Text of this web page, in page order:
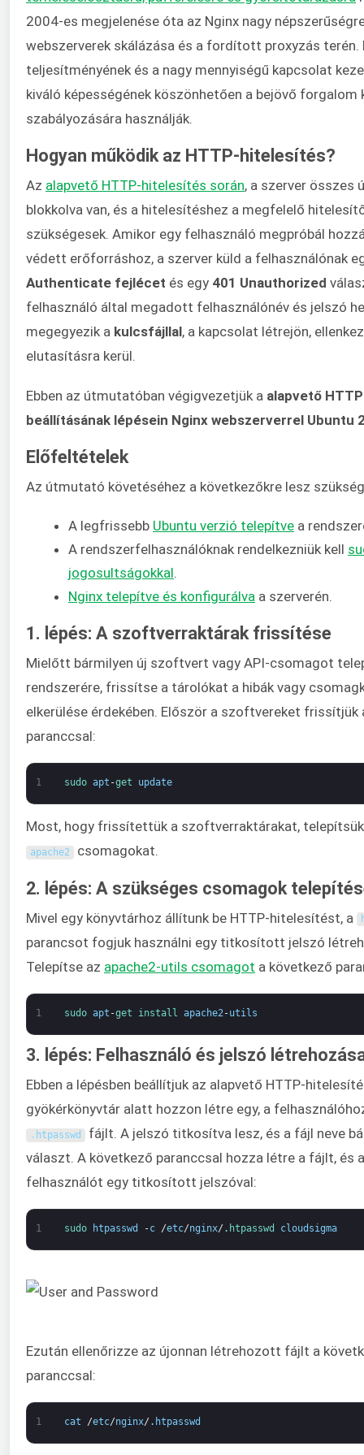
2004-es megjelenése óta az Nginx nagy
webszerverek skálázása és a fordított proxyzás terén.
teljesítményének és a nagy mennyiségű kapcsolat
kiváló képességének köszönhetően a bejövő forgalom
szabályozására használják.
Hogyan működik az HTTP-hitelesítés?
Az alapvető HTTP-hitelesítés során, a szerver összes
blokkolva van, és a hitelesítéshez a megfelelő
szükségesek. Amikor egy felhasználó megpróbál
védett erőforráshoz, a szerver küld a felhasználónak
Authenticate fejlécet és egy 401 Unauthorized
felhasználó által megadott felhasználónév és jelszó
megegyezik a kulcsfájllal, a kapcsolat létrejön,
elutasításra kerül.
Ebben az útmutatóban végigvezetjük a alapvető
beállításának lépésein Nginx webszerverrel Ubuntu
Előfeltételek
Az útmutató követéséhez a következőkre lesz
A legfrissebb Ubuntu verzió telepítve a
A rendszerfelhasználóknak rendelkezniük kell
jogosultságokkal
Nginx telepítve és konfigurálva a szerverén.
1. lépés: A szoftverraktárak frissítése
Mielőtt bármilyen új szoftvert vagy API-csomagot
rendszerére, frissítse a tárolókat a hibák vagy
elkerülése érdekében. Először a szoftvereket frissítjük
paranccsal:
1 sudo apt -get update
Most, hogy frissítettük a szoftverraktárakat,
apache2 csomagokat.
2. lépés: A szükséges csomagok
Mivel egy könyvtárhoz állítunk be HTTP-hitelesítést, a
parancsot fogjuk használni egy titkosított jelszó
Telepítse az apache2-utils csomagot a következő
1 sudo apt -get install apache2-utils
3. lépés: Felhasználó és jelszó
Ebben a lépésben beállítjuk az alapvető HTTP-
gyökérkönyvtár alatt hozzon létre egy, a
. htpasswd fájlt. A jelszó titkosítva lesz, és a fájl neve
választ. A következő paranccsal hozza létre a fájlt, és
felhasználót egy titkosított jelszóval:
1 sudo htpasswd -c /etc/nginx/ . htpasswd cloudsigma
Ezután ellenőrizze az újonnan létrehozott fájlt a
paranccsal:
1 cat /etc/nginx/ . htpasswd